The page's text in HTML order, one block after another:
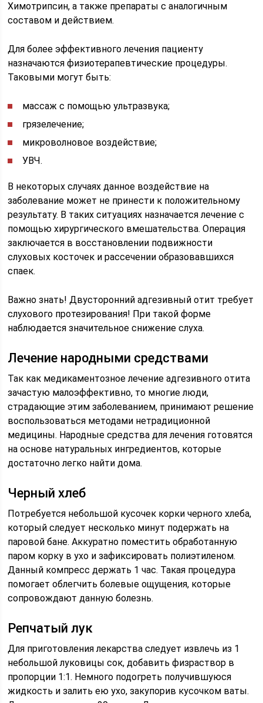
Химотрипсин, а также препараты с аналогичным
составом и действием.
Для более эффективного лечения пациенту
назначаются физиотерапевтические процедуры.
Таковыми могут быть:
массаж с помощью ультразвука;
грязелечение;
микроволновое воздействие;
УВЧ.
В некоторых случаях данное воздействие на
заболевание может не принести к положительному
результату. В таких ситуациях назначается лечение с
помощью хирургического вмешательства. Операция
заключается в восстановлении подвижности
слуховых косточек и рассечении образовавшихся
спаек.
Важно знать! Двусторонний адгезивный отит требует
слухового протезирования! При такой форме
наблюдается значительное снижение слуха.
Лечение народными средствами
Так как медикаментозное лечение адгезивного отита
зачастую малоэффективно, то многие люди,
страдающие этим заболеванием, принимают решение
воспользоваться методами нетрадиционной
медицины. Народные средства для лечения готовятся
на основе натуральных ингредиентов, которые
достаточно легко найти дома.
Черный хлеб
Потребуется небольшой кусочек корки черного хлеба,
который следует несколько минут подержать на
паровой бане. Аккуратно поместить обработанную
паром корку в ухо и зафиксировать полиэтиленом.
Данный компресс держать 1 час. Такая процедура
помогает облегчить болевые ощущения, которые
сопровождают данную болезнь.
Репчатый лук
Для приготовления лекарства следует извлечь из 1
небольшой луковицы сок, добавить физраствор в
пропорции 1:1. Немного подогреть получившуюся
жидкость и залить ею ухо, закупорив кусочком ваты.